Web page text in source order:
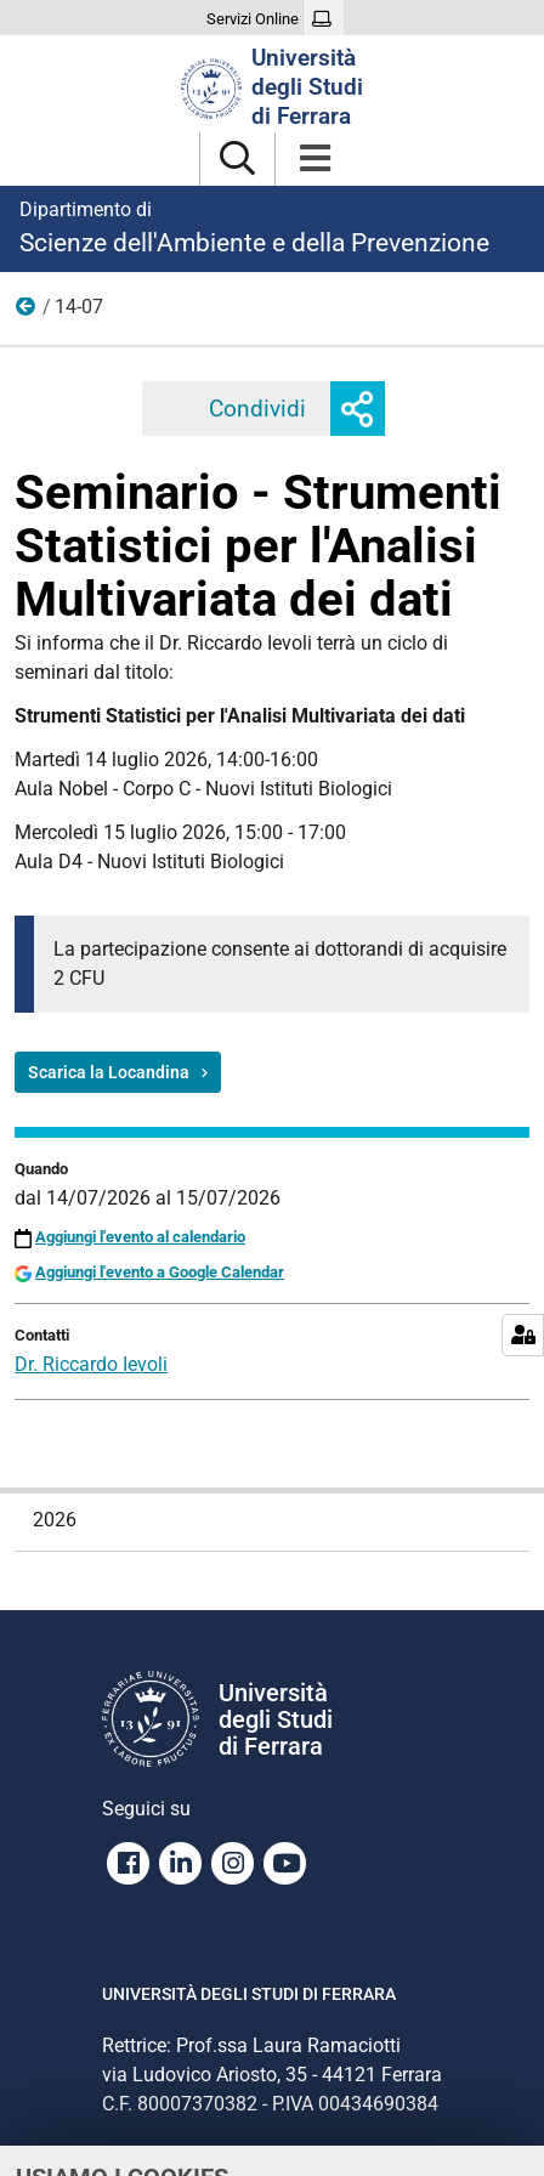
Servizi Online
Università
degli Studi
di Ferrara
Dipartimento di
Scienze dell'Ambiente e della Prevenzione
2026
14-07
Condividi Facebook
opzioni
di
condivisione
Seminario - Strumenti
Statistici per l'Analisi
Multivariata dei dati
https://disap.unife.it/it/iniziative/2026/14-
07/seminario-
statistici-
per-
lanalisi-
dei-
dati
Seminario
Strumenti
l'Analisi
Multivariata
dati
2026-
07-
14T00:00:00+02:00
2026-
07-
15T23:59:59+02:00
Quando
dal 14/07/2026 al 15/07/2026
Aggiungi l'evento al calendario
Aggiungi l'evento a Google Calendar
Contatti
Dr. Riccardo Ievoli
Si informa che il Dr. Riccardo Ievoli terrà un ciclo di
seminari dal titolo:
Strumenti Statistici per l'Analisi Multivariata dei dati
Martedì 14 luglio 2026, 14:00-16:00
Aula Nobel - Corpo C - Nuovi Istituti Biologici
Mercoledì 15 luglio 2026, 15:00 - 17:00
Aula D4 - Nuovi Istituti Biologici
La partecipazione consente ai dottorandi di acquisire
2 CFU
Scarica la Locandina
2026
Università
degli Studi
di Ferrara
Seguici su
Facebook
LinkedinInstagram
Youtube
UNIVERSITÀ DEGLI STUDI DI FERRARA
Rettrice: Prof.ssa Laura Ramaciotti
via Ludovico Ariosto, 35 - 44121 Ferrara
C.F. 80007370382 - P.IVA 00434690384